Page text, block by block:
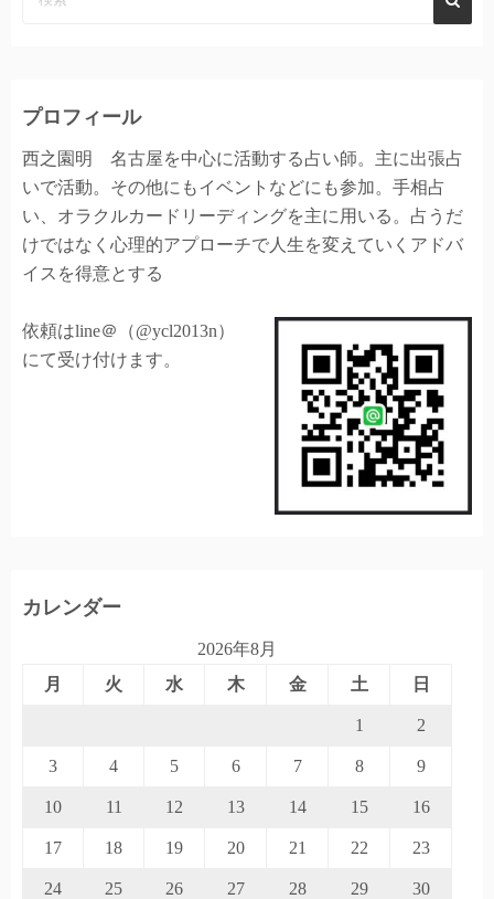
プロフィール
西之園明 名古屋を中心に活動する占い師。主に出張占
いで活動。その他にもイベントなどにも参加。手相占
い、オラクルカードリーディングを主に用いる。占うだ
けではなく心理的アプローチで人生を変えていくアドバ
イスを得意とする
依頼はline＠（@ycl2013n）
にて受け付けます。
カレンダー
2026年8月
月
火 水 木 金 土 日
1 2
3 4 5 6 7 8 9
10 11 12 13 14 15 16
17 18 19 20 21 22 23
24 25 26 27 28 29 30